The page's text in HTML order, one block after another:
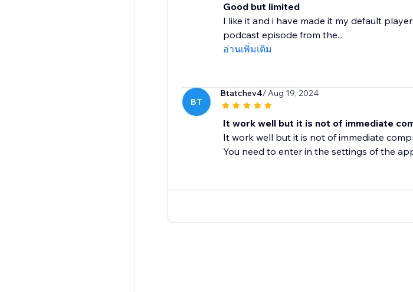
Good but limited
I like it and i have made it my default
podcast episode from the...
อ่านเพิ่มเติม
BT
Btatchev4/ Aug 19, 2024
It work well but it is not of immediate
It work well but it is not of immediate
You need to enter in the settings of the